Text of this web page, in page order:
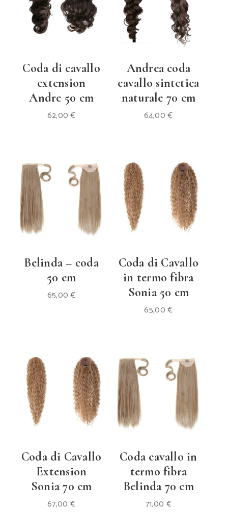
Coda di cavallo
extension
Andre 50 cm
62,00€
Andrea coda
cavallo sintetica
naturale 70 cm
64,00€
Belinda – coda
50 cm
65,00€
Coda di Cavallo
in termo fibra
Sonia 50 cm
65,00€
Coda di Cavallo
Extension
Sonia 70 cm
67,00 €
Coda cavallo in
termo fibra
Belinda 70 cm
71,00 €